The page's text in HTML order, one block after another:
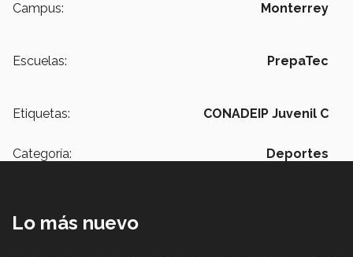
Campus: Monterrey
Escuelas: PrepaTec
Etiquetas: CONADEIP Juvenil C
Categoría: Deportes
Lo más nuevo